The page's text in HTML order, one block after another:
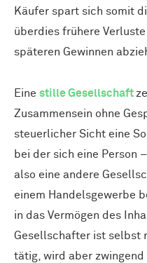
Käufer spart sich somit
überdies frühere
späteren Gewinnen
Eine stille Gesellschaft
Zusammensein ohne
steuerlicher Sicht eine
bei der sich eine Person
also eine andere
einem Handelsgewerbe
in das Vermögen des
Gesellschafter ist selbst
tätig, wird aber